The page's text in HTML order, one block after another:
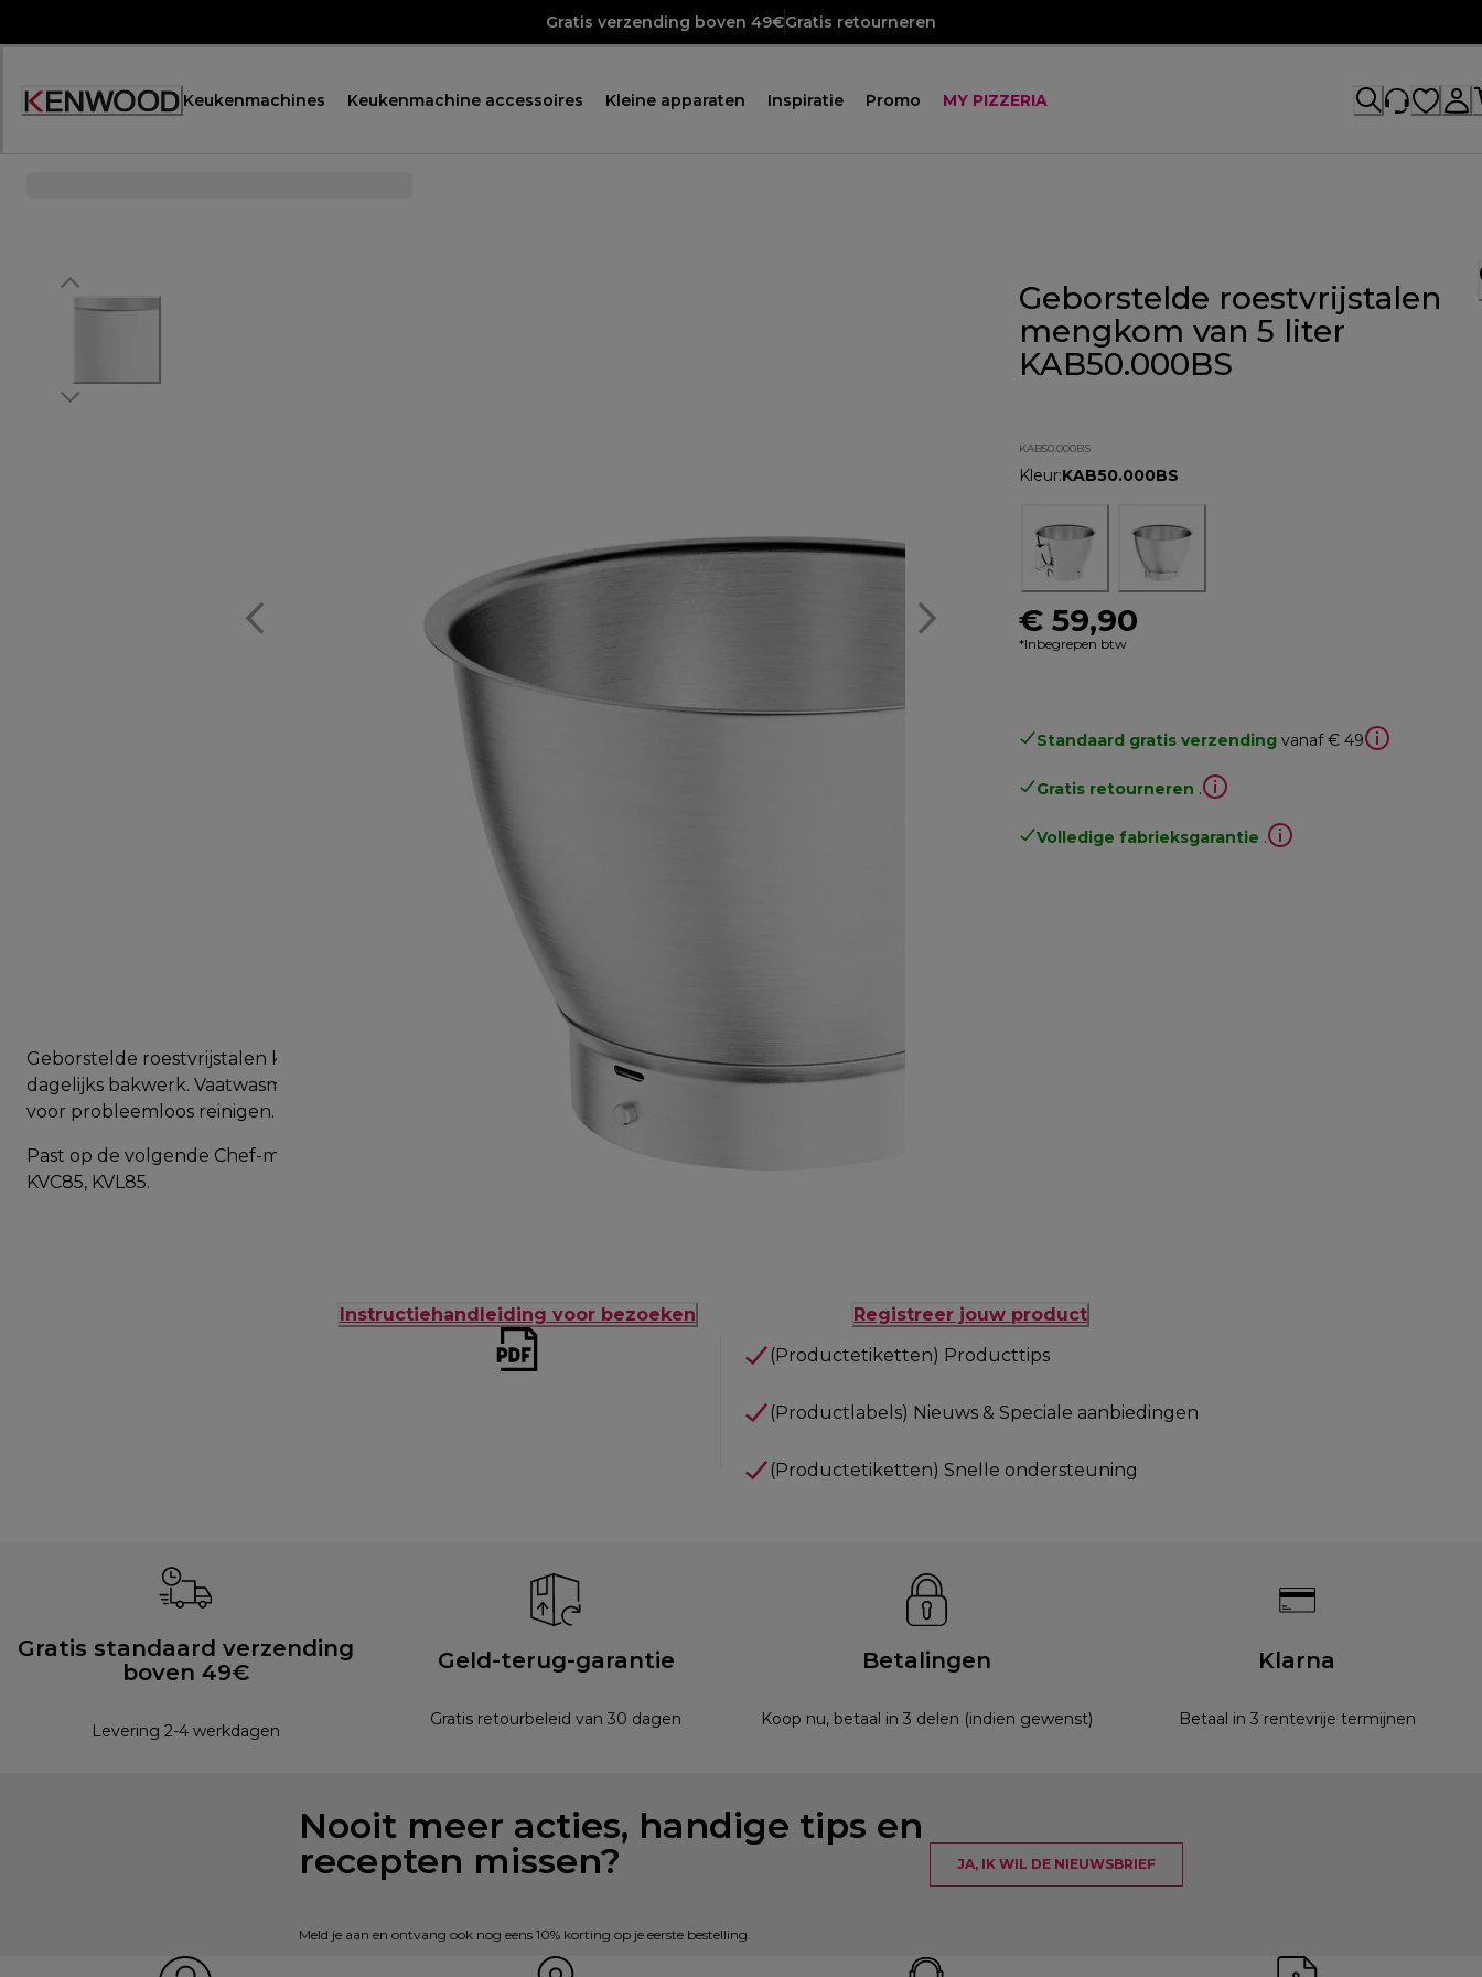
Gratis verzending boven 49€Gratis retourneren
Keukenmachines Keukenmachine accessoires Kleine apparaten Inspiratie Promo MY PIZZERIA
Geborstelde roestvrijstalen
mengkom van 5 liter
KAB50.000BS
KAB50.000BS
Kleur:KAB50.000BS
€ 59,90
*Inbegrepen btw
Standaard gratis verzending vanaf € 49
Gratis retourneren .
Volledige fabrieksgarantie .
Geborstelde roestvrijstalen kom van 5 liter voor
dagelijks bakwerk. Vaatwasmachinebestendig
voor probleemloos reinigen.
Past op de volgende Chef-modellen: KWL90,
KVC85, KVL85.
Instructiehandleiding voor bezoeken
Registreer jouw product
(Productetiketten) Producttips
(Productlabels) Nieuws & Speciale aanbiedingen
(Productetiketten) Snelle ondersteuning
Gratis standaard verzending
boven 49€
Levering 2-4 werkdagen
Geld-terug-garantie
Gratis retourbeleid van 30 dagen
Betalingen
Koop nu, betaal in 3 delen (indien gewenst)
Klarna
Betaal in 3 rentevrije termijnen
Nooit meer acties, handige tips en
recepten missen?
Meld je aan en ontvang ook nog eens 10% korting op je eerste bestelling.
JA, IK WIL DE NIEUWSBRIEF